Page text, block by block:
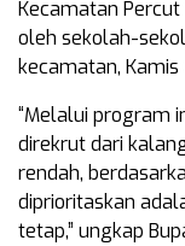
Kecamatan
oleh sekolah-
kecamatan,
“Melalui program
direkrut dari
rendah,
diprioritaskan
tetap,” ungkap